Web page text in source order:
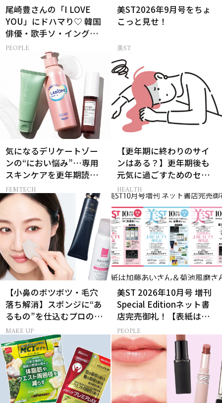
尾崎豊さんの「I LOVE
YOU」にドハマり♡ 韓国
俳優・歌手ソ・イングク
さんの音楽がすべての人
PEOPLE
美ST2026年9月号をちょ
こっと見せ！
美ST
気になるデリケートゾー
ンの“におい悩み”…専用
スキンケアを更年期読者
が本気でお試し！
FEMTECH
【更年期に終わりのサイ
ンはある？】更年期後も
元気に過ごすためのセル
フケア５選
HEALTH
【小鼻のボツボツ・毛穴
落ち解消】スポンジに“あ
るもの”を仕込むプロの超
簡単メイクテク
MAKE UP
美ST 2026年10月号 増刊
Special Editionネット書
店完売御礼！【表紙は加
藤あいさん＆菊池風磨さ
ん】
PEOPLE